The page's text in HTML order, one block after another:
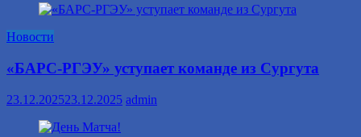
Новости
«БАРС-РГЭУ» уступает команде из Сургута
23.12.202523.12.2025 admin